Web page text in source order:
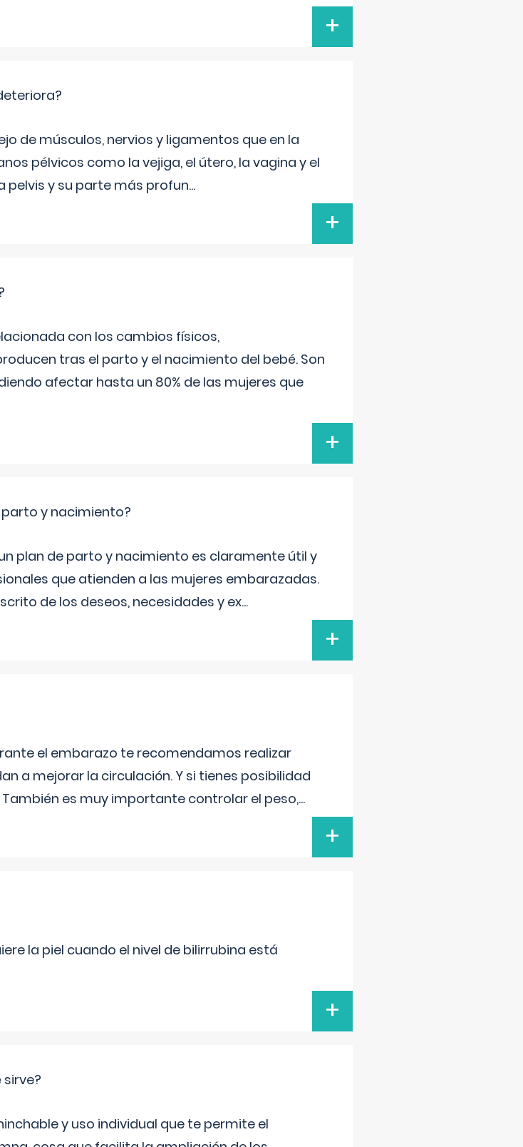
+
de músculos, nervios y ligamentos que en la
pélvicos como la vejiga, el útero, la vagina y el
pelvis y su parte más profun...
+
con los cambios físicos,
tras el parto y el nacimiento del bebé. Son
afectar hasta un 80% de las mujeres que
+
parto y nacimiento?
plan de parto y nacimiento es claramente útil y
que atienden a las mujeres embarazadas.
de los deseos, necesidades y ex...
+
el embarazo te recomendamos realizar
a mejorar la circulación. Y si tienes posibilidad
es muy importante controlar el peso,...
+
la piel cuando el nivel de bilirrubina está
+
y uso individual que te permite el